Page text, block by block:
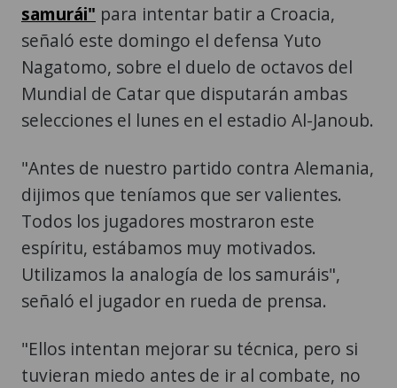
samurái" para intentar batir a Croacia,
señaló este domingo el defensa Yuto
Nagatomo, sobre el duelo de octavos del
Mundial de Catar que disputarán ambas
selecciones el lunes en el estadio Al-Janoub.
"Antes de nuestro partido contra Alemania,
dijimos que teníamos que ser valientes.
Todos los jugadores mostraron este
espíritu, estábamos muy motivados.
Utilizamos la analogía de los samuráis",
señaló el jugador en rueda de prensa.
"Ellos intentan mejorar su técnica, pero si
tuvieran miedo antes de ir al combate, no